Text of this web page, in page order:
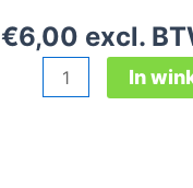
€6,00 excl.
wasborstel
aantal
In